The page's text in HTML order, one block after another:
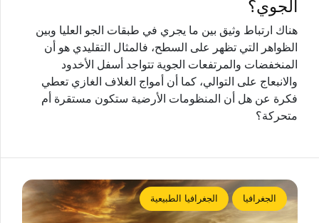
الجوي؟
هناك ارتباط وثيق بين ما يجري في طبقات الجو العليا وبين
الظواهر التي تظهر على السطح، فالمثال التقليدي هو أن
المنخفضات والمرتفعات الجوية تتواجد أسفل الأخدود
والانبعاج على التوالي، كما أن أمواج الغلاف الغازي تعطي
فكرة عن هل أن المنظومات الأرضية ستكون مستقرة أم
متحركة؟
الجغرافيا الجغرافيا الطبيعية